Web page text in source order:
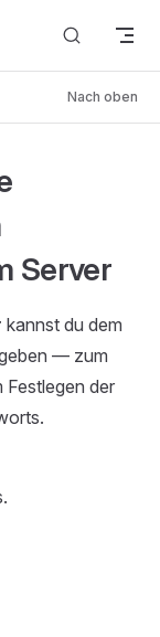
Nach oben
Server
kannst du dem
— zum
Festlegen der